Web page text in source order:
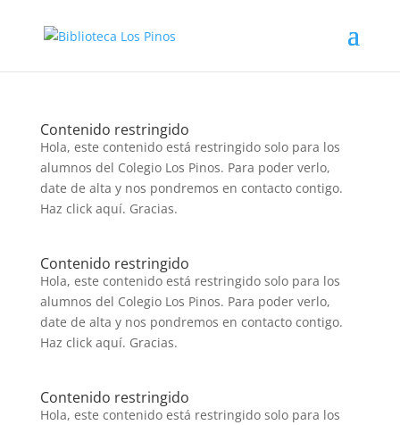
Contenido restringido
Hola, este contenido está restringido solo para los
alumnos del Colegio Los Pinos. Para poder verlo,
date de alta y nos pondremos en contacto contigo.
Haz click aquí. Gracias.
Contenido restringido
Hola, este contenido está restringido solo para los
alumnos del Colegio Los Pinos. Para poder verlo,
date de alta y nos pondremos en contacto contigo.
Haz click aquí. Gracias.
Contenido restringido
Hola, este contenido está restringido solo para los